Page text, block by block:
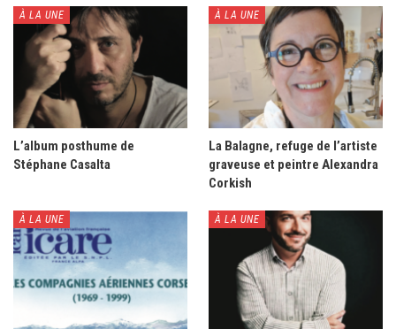
À LA UNE
L’album posthume de
Stéphane Casalta
À LA UNE
La Balagne, refuge de l’artiste
graveuse et peintre Alexandra
Corkish
À LA UNE À LA UNE